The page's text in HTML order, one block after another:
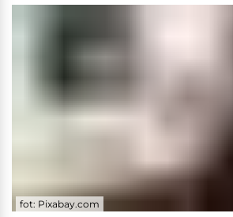
fot: Pixabay.com